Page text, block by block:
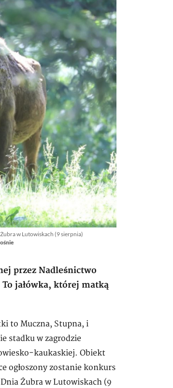
w Lutowiskach (9 sierpnia)
przez Nadleśnictwo
jałówka, której matką
to Muczna, Stupna, i
stadku w zagrodzie
kaukaskiej. Obiekt
ogłoszony zostanie konkurs
Żubra w Lutowiskach (9